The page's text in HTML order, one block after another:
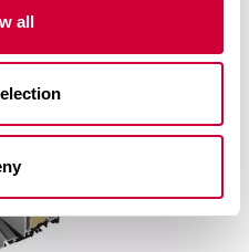
all